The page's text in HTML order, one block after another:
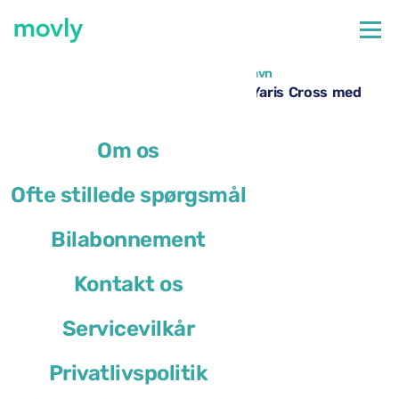
Om os
Ofte stillede spørgsmål
Bilabonnement
Kontakt os
Servicevilkår
Privatlivspolitik
Alle tilgængelige biler i Bologna Lufthavn
Billeje i Bologna Lufthavn – Toyota Yaris Cross med